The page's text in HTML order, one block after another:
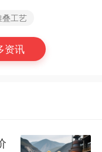
叠工艺
资讯